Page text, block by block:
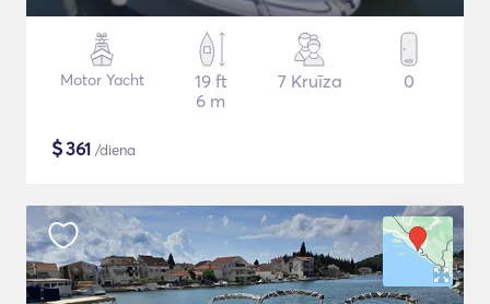
Motor Yacht
19 ft
6 m
7 Kruīza 0
$361 /diena